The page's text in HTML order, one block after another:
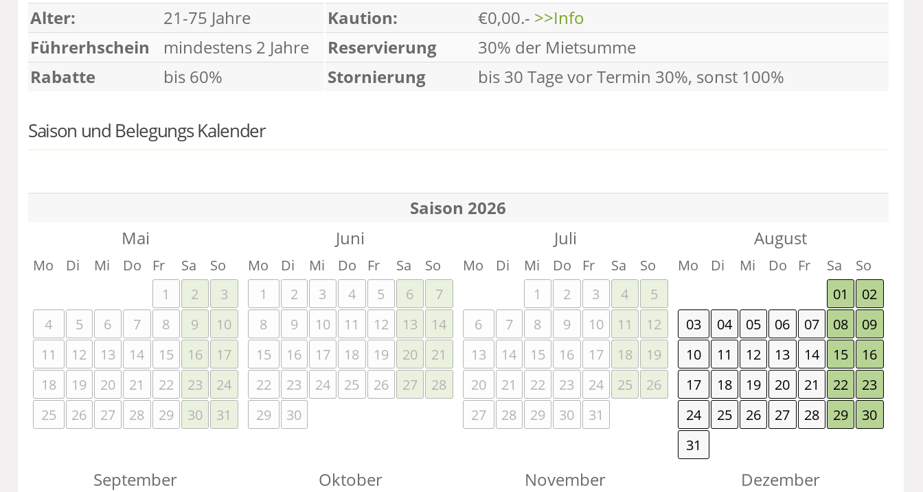
Alter:
21-75 Jahre
Führerhschein
mindestens 2 Jahre
Rabatte
bis 60%
Kaution: €0,00.- >>Info
Reservierung
30% der Mietsumme
Stornierung
bis 30 Tage vor Termin 30%, sonst 100%
Saison und Belegungs Kalender
Saison 2026
Mai
Mo Di Mi Do Fr Sa
So
1
2
3
4
5 6 7 8 9
10
11
12 13 14 15 16
17
18
19 20 21 22 23
24
25
26 27 28 29 30 31
Juni
Mo Di Mi Do Fr Sa
So
1
2 3 4 5 6
7
8
9 10 11 12 13
14
15
16 17 18 19 20
21
22
23 24 25 26 27
28
29
30
Juli
Mo Di Mi Do Fr Sa
So
1
2 3 4
5
6
7 8 9 10 11
12
13
14 15 16 17 18
19
20
21 22 23 24 25
26
27
28 29 30 31
August
Mo Di Mi Do Fr Sa
So
01
02
03
04 05 06 07 08
09
10
11 12 13 14 15
16
17
18 19 20 21 22
23
24
25 26 27 28 29
30
31
September Oktober November Dezember